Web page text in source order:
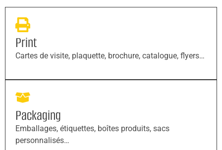
Print
Cartes de visite, plaquette, brochure, catalogue, flyers…
Packaging
Emballages, étiquettes, boîtes produits, sacs
personnalisés…